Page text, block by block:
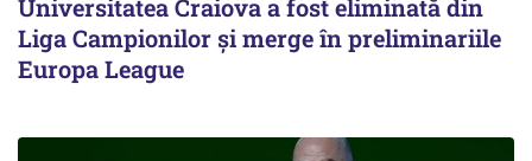
Universitatea Craiova a fost eliminată din
Liga Campionilor şi merge în preliminariile
Europa League